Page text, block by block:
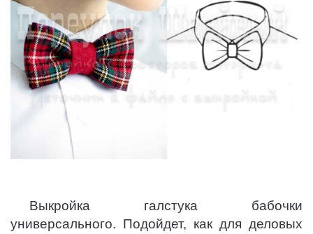
Выкройка галстука бабочки
универсального. Подойдет, как для деловых